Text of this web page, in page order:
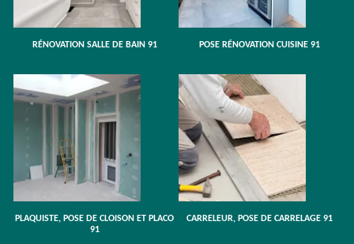
RÉNOVATION SALLE DE BAIN 91 POSE RÉNOVATION CUISINE 91
PLAQUISTE, POSE DE CLOISON ET PLACO
91
CARRELEUR, POSE DE CARRELAGE 91